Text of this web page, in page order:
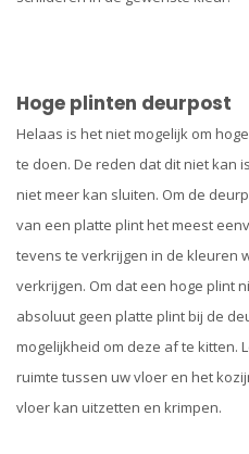
Hoge plinten deurpost
Helaas is het niet mogelijk om
te doen. De reden dat dit niet kan
niet meer kan sluiten. Om de
van een platte plint het meest
tevens te verkrijgen in de kleuren
verkrijgen. Om dat een hoge plint
absoluut geen platte plint bij de
mogelijkheid om deze af te kitten.
ruimte tussen uw vloer en het
vloer kan uitzetten en krimpen.